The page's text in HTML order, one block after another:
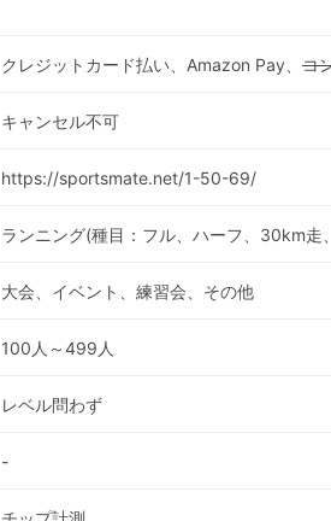
クレジットカード払い、Amazon Pay、 コ
キャンセル不可
https://sportsmate.net/1-50-69/
ランニング(種目：フル、ハーフ、30km走
大会、イベント、練習会、その他
100人～499人
レベル問わず
-